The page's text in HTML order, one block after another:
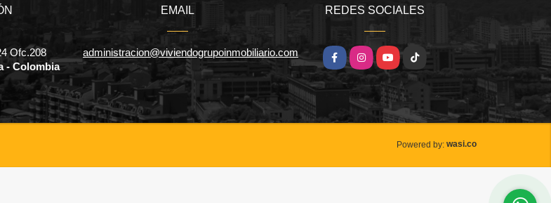
Ofc.208
- Colombia
EMAIL
administracion@viviendogrupoinmobiliario.com
REDES SOCIALES
FacebookInstagramYouTube
TikTok
Powered by: wasi.co